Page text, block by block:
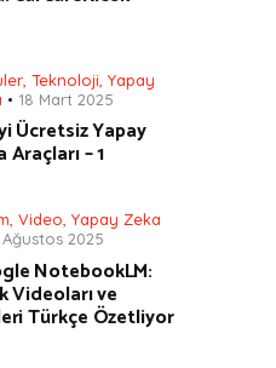
Teknoloji Yapay
18 Mart 2025
Ücretsiz Yapay
Araçları – 1
Video Yapay Zeka
Ağustos 2025
NotebookLM:
Videoları ve
Türkçe Özetliyor